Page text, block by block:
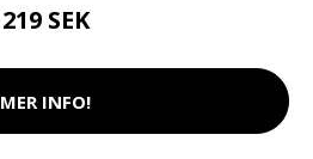
219 SEK
MER INFO!